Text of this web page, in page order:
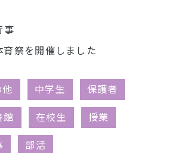
へ
）
事
育祭を開催しました
他 中学生 保護者
館 在校生 授業
部活